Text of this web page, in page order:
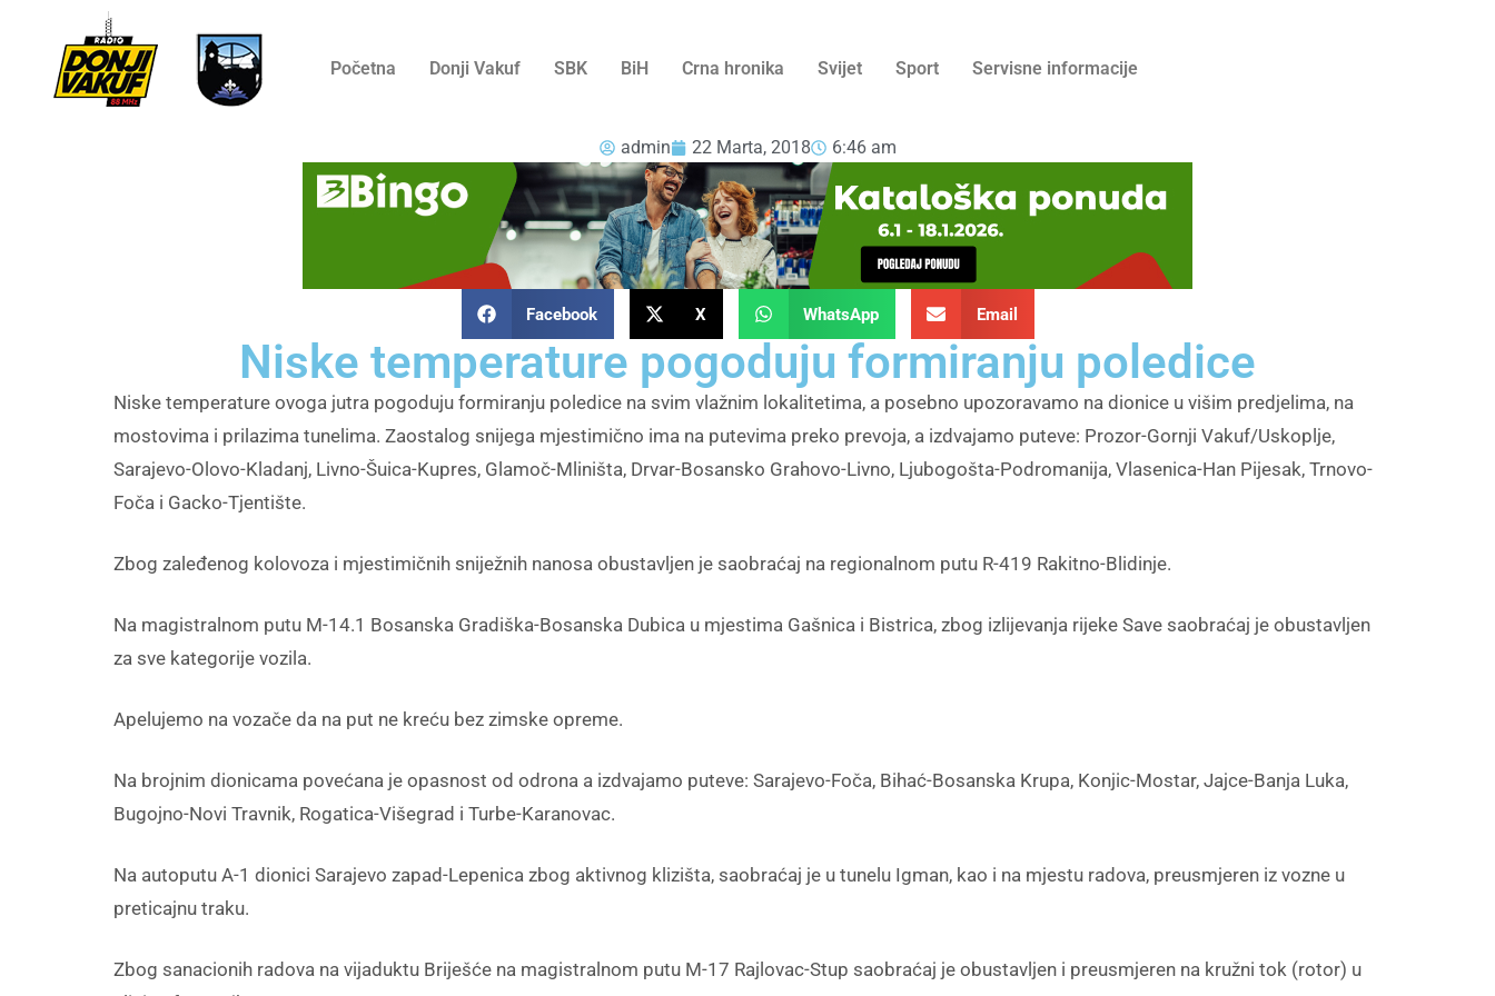
Početna Donji Vakuf SBK BiH Crna hronika Svijet Sport Servisne informacije
admin 22 Marta, 2018 6:46 am
Facebook X WhatsApp Email
Niske temperature pogoduju formiranju poledice
Niske temperature ovoga jutra pogoduju formiranju poledice na svim vlažnim lokalitetima, a posebno upozoravamo na dionice u višim predjelima, na
mostovima i prilazima tunelima. Zaostalog snijega mjestimično ima na putevima preko prevoja, a izdvajamo puteve: Prozor-Gornji Vakuf/Uskoplje,
Sarajevo-Olovo-Kladanj, Livno-Šuica-Kupres, Glamoč-Mliništa, Drvar-Bosansko Grahovo-Livno, Ljubogošta-Podromanija, Vlasenica-Han Pijesak, Trnovo-
Foča i Gacko-Tjentište.
Zbog zaleđenog kolovoza i mjestimičnih sniježnih nanosa obustavljen je saobraćaj na regionalnom putu R-419 Rakitno-Blidinje.
Na magistralnom putu M-14.1 Bosanska Gradiška-Bosanska Dubica u mjestima Gašnica i Bistrica, zbog izlijevanja rijeke Save saobraćaj je obustavljen
za sve kategorije vozila.
Apelujemo na vozače da na put ne kreću bez zimske opreme.
Na brojnim dionicama povećana je opasnost od odrona a izdvajamo puteve: Sarajevo-Foča, Bihać-Bosanska Krupa, Konjic-Mostar, Jajce-Banja Luka,
Bugojno-Novi Travnik, Rogatica-Višegrad i Turbe-Karanovac.
Na autoputu A-1 dionici Sarajevo zapad-Lepenica zbog aktivnog klizišta, saobraćaj je u tunelu Igman, kao i na mjestu radova, preusmjeren iz vozne u
preticajnu traku.
Zbog sanacionih radova na vijaduktu Briješće na magistralnom putu M-17 Rajlovac-Stup saobraćaj je obustavljen i preusmjeren na kružni tok (rotor) u